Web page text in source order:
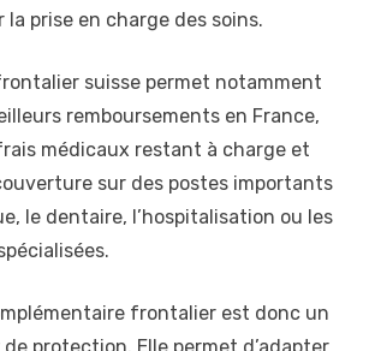
la prise en charge des soins.
suisse permet notamment
remboursements en France,
médicaux restant à charge et
sur des postes importants
le dentaire, l’hospitalisation ou les
frontalier est donc un